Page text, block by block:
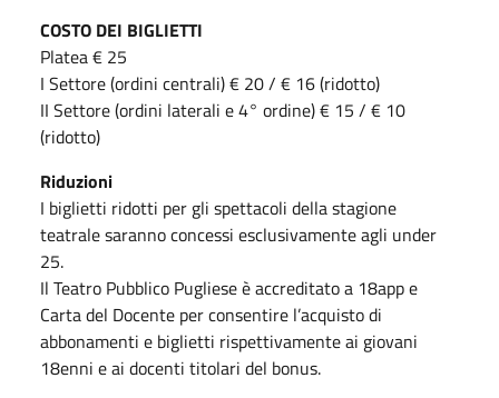
COSTO DEI BIGLIETTI
Platea € 25
I Settore (ordini centrali) € 20 / € 16 (ridotto)
II Settore (ordini laterali e 4° ordine) € 15 / € 10
(ridotto)
Riduzioni
I biglietti ridotti per gli spettacoli della stagione
teatrale saranno concessi esclusivamente agli under
25.
Il Teatro Pubblico Pugliese è accreditato a 18app e
Carta del Docente per consentire l’acquisto di
abbonamenti e biglietti rispettivamente ai giovani
18enni e ai docenti titolari del bonus.